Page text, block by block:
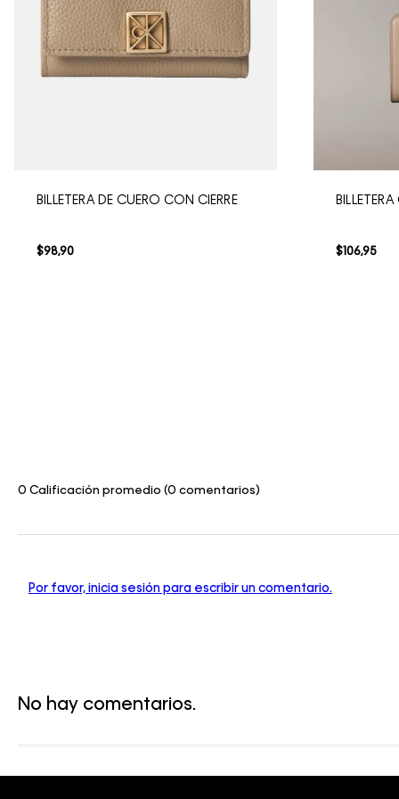
BILLETERA DE CUERO CON CIERRE
$98,90 $106,95
0 Calificación promedio (0 comentarios)
Por favor, inicia sesión para escribir un comentario.
No hay comentarios.